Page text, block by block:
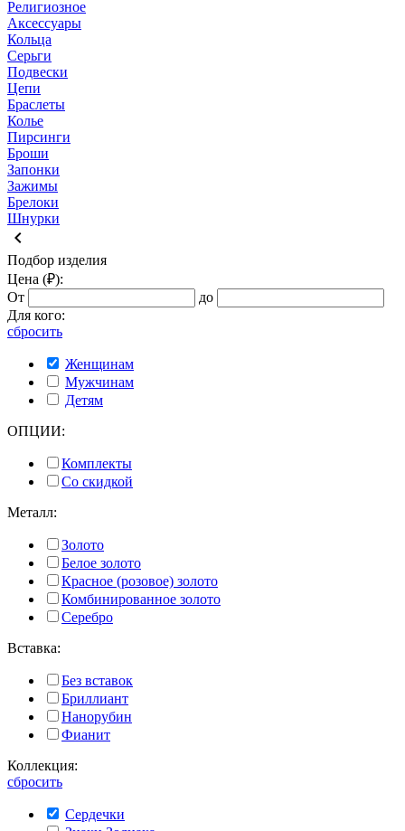
Религиозное
Аксессуары
Кольца
Серьги
Подвески
Цепи
Браслеты
Колье
Пирсинги
Броши
Запонки
Зажимы
Брелоки
Шнурки
keyboard_arrow_left
Подбор изделия
Цена (₽):
От
до
Для кого:
сбросить
Женщинам
Мужчинам
Детям
ОПЦИИ:
Комплекты
Со скидкой
Металл:
Золото
Белое золото
Красное (розовое) золото
Комбинированное золото
Серебро
Вставка:
Без вставок
Бриллиант
Нанорубин
Фианит
Коллекция:
сбросить
Сердечки